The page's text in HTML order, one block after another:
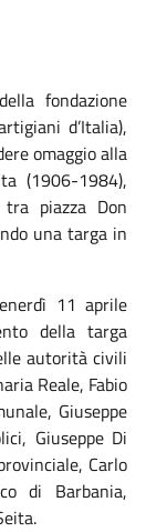
fondazione
d’Italia),
omaggio alla
(1906-1984),
piazza Don
una targa in
11 aprile
della targa
autorità civili
Reale, Fabio
Giuseppe
Giuseppe Di
Carlo
di Barbania,